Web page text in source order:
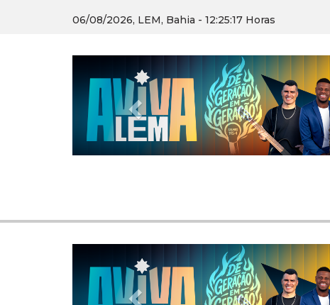
06/08/2026, LEM, Bahia - 12:25:18 Horas